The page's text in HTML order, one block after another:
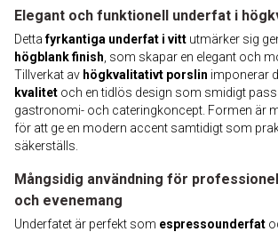
Elegant och funktionell underfat i
Dettafyrkantiga underfat i vitt utmärker sig
högblank finish , som skapar en elegant och
Tillverkat av högkvalitativt porslin imponerar
kvalitet och en tidlös design som smidigt
gastronomi- och cateringkoncept. Formen är
för att ge en modern accent samtidigt som
säkerställs.
Mångsidig användning för
och evenemang
Underfatet är perfekt som espressounderfat